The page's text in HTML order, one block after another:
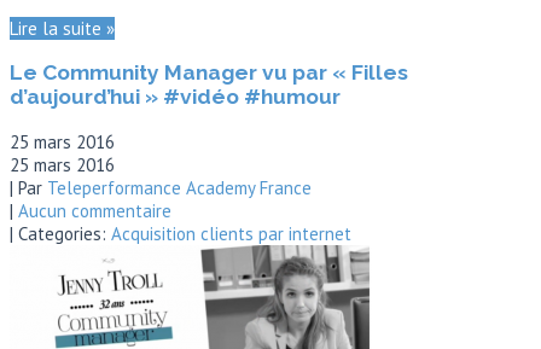
Lire la suite »
Le Community Manager vu par « Filles
d’aujourd’hui » #vidéo #humour
25 mars 2016
25 mars 2016
| Par Teleperformance Academy France
| Aucun commentaire
| Categories: Acquisition clients par internet